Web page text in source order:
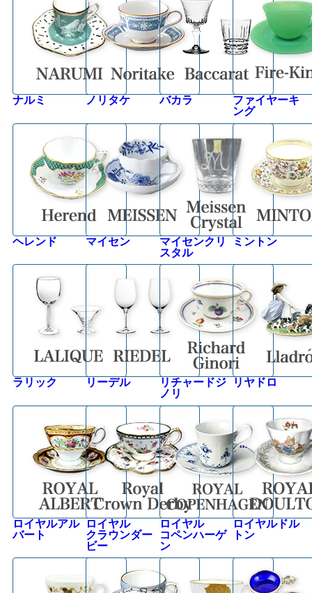
ナルミ ノリタケ バカラ
ファイヤーキ
ング
ヘレンド マイセン
マイセンクリ
スタル
ミントン
ラリック リーデル
リチャードジ
ノリ
リヤドロ
ロイヤルアル
バート
ロイヤル
クラウンダー
ビー
ロイヤル
コペンハーゲ
ン
ロイヤルドル
トン